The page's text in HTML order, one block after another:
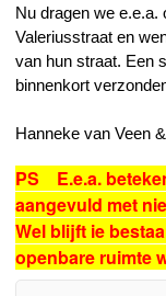
Nu dragen we
Valeriusstraat en
van hun straat. Een
binnenkort
Hanneke van Veen
PS E.e.a.
aangevuld met
Wel blijft ie
openbare ruimte